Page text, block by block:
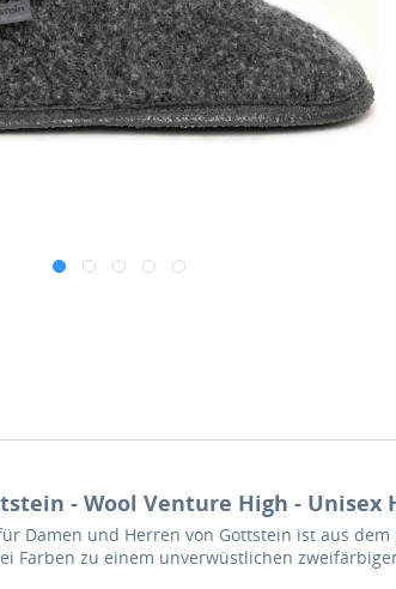
- Wool Venture High - Unisex
Damen und Herren von Gottstein ist aus
Farben zu einem unverwüstlichen